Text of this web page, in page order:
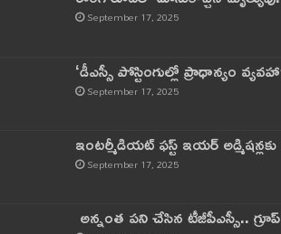
September 17, 2025
‘డీఎస్సీ పోస్టింగుల్లో ప్రాధాన్యం
September 17, 2025
ఇంటర్మీడియట్ ఫస్ట్‌ ఇయర్‌
September 17, 2025
అన్నంత పని చేసిన టీజీపీఎస్సీ..